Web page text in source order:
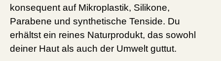
konsequent auf Mikroplastik, Silikone,
Parabene und synthetische Tenside. Du
erhältst ein reines Naturprodukt, das sowohl
deiner Haut als auch der Umwelt guttut.